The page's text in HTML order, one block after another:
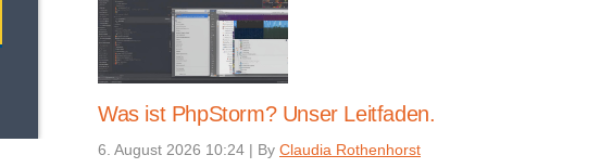
Was ist PhpStorm? Unser Leitfaden.
6. August 2026 10:24 | By Claudia Rothenhorst